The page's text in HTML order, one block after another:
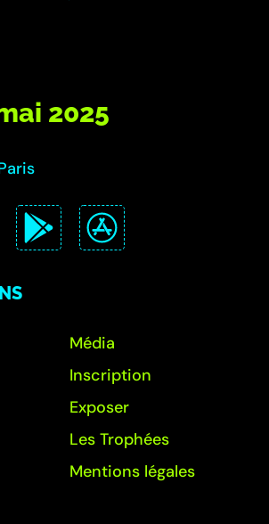
2025
Média
Inscription
Exposer
Les Trophées
Mentions légales